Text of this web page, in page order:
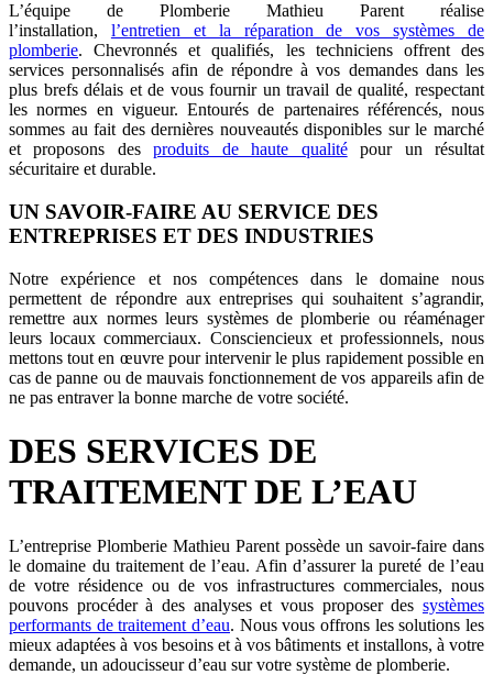
L’équipe de Plomberie Mathieu Parent réalise
l’installation, l’entretien et la réparation de vos systèmes de
plomberie. Chevronnés et qualifiés, les techniciens offrent des
services personnalisés afin de répondre à vos demandes dans les
plus brefs délais et de vous fournir un travail de qualité, respectant
les normes en vigueur. Entourés de partenaires référencés, nous
sommes au fait des dernières nouveautés disponibles sur le marché
et proposons desproduits de haute qualitépour un résultat
sécuritaire et durable.
UN SAVOIR-FAIRE AU SERVICE DES
ENTREPRISES ET DES INDUSTRIES
Notre expérience et nos compétences dans le domaine nous
permettent de répondre aux entreprises qui souhaitent s’agrandir,
remettre aux normes leurs systèmes de plomberie ou réaménager
leurs locaux commerciaux. Consciencieux et professionnels, nous
mettons tout en œuvre pour intervenir le plus rapidement possible en
cas de panne ou de mauvais fonctionnement de vos appareils afin de
ne pas entraver la bonne marche de votre société.
DES SERVICES DE
TRAITEMENT DE L’EAU
L’entreprise Plomberie Mathieu Parent possède un savoir-faire dans
le domaine du traitement de l’eau. Afin d’assurer la pureté de l’eau
de votre résidence ou de vos infrastructures commerciales, nous
pouvons procéder à des analyses et vous proposer des systèmes
performants de traitement d’eau. Nous vous offrons les solutions les
mieux adaptées à vos besoins et à vos bâtiments et installons, à votre
demande, un adoucisseur d’eau sur votre système de plomberie.